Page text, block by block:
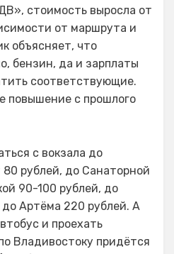
стоимость выросла от
от маршрута и
объясняет, что
бензин, да и зарплаты
соответствующие.
повышение с прошлого
с вокзала до
рублей, до Санаторной
90-100 рублей, до
Артёма 220 рублей. А
и проехать
Владивостоку придётся